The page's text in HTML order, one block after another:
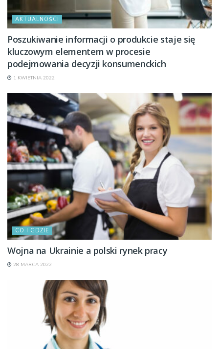
AKTUALNOŚCI
Poszukiwanie informacji o produkcie staje się
kluczowym elementem w procesie
podejmowania decyzji konsumenckich
1 KWIETNIA 2022
CO I GDZIE
Wojna na Ukrainie a polski rynek pracy
28 MARCA 2022